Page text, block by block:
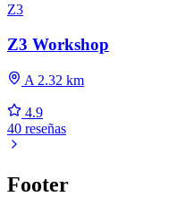
Z3
Z3 Workshop
A 2.32 km
4.9
40 reseñas
Footer